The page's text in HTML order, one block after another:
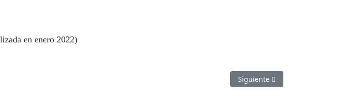
en enero 2022)
2022 ) Artículo siguiente: Calendario
Siguiente